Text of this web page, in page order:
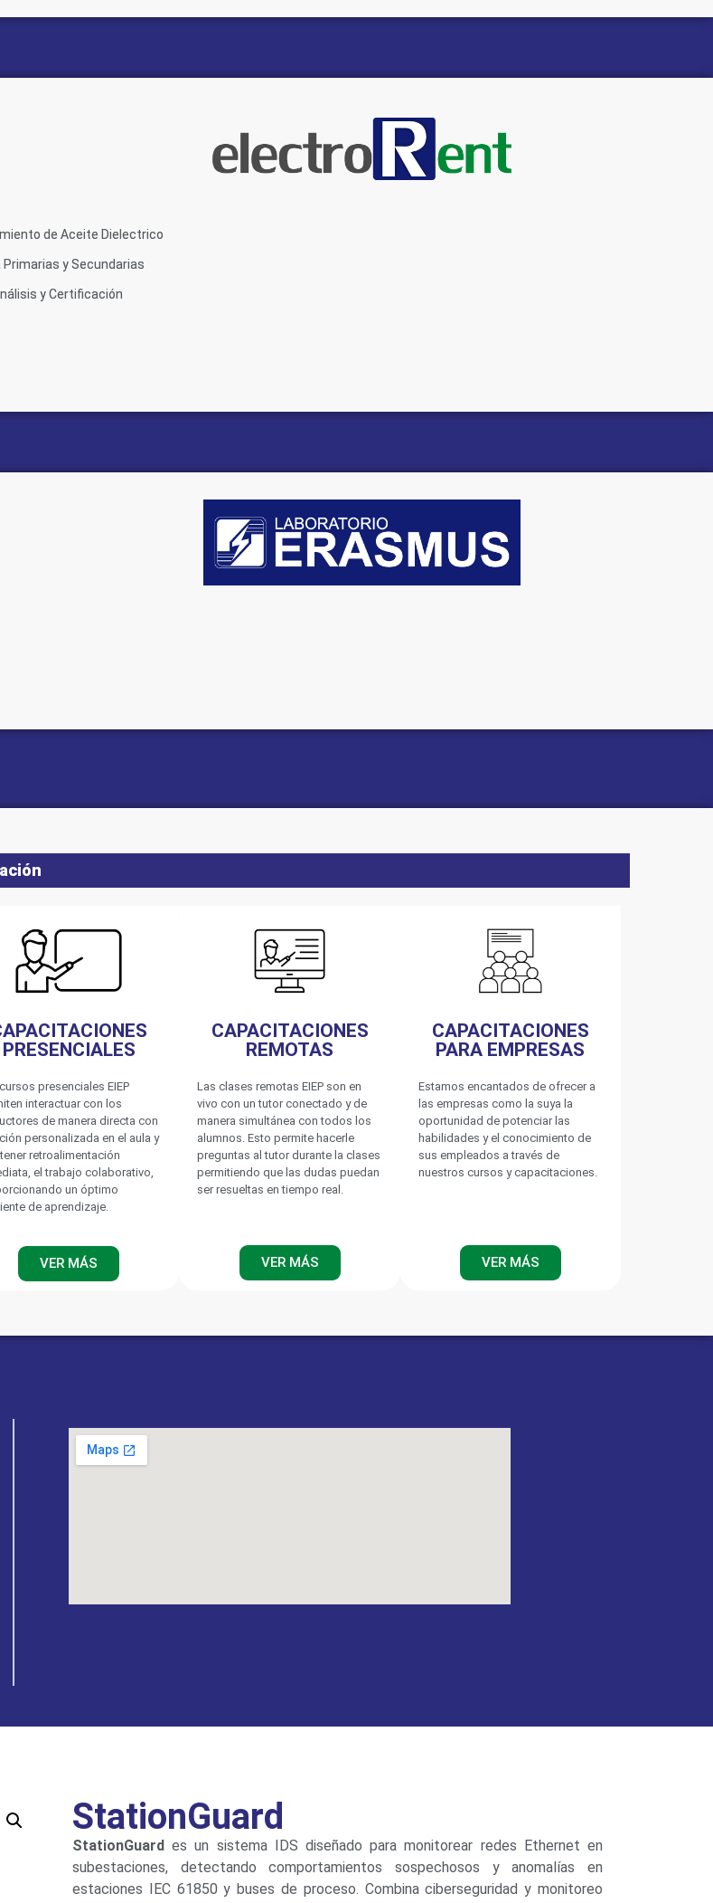
de Aceite Dielectrico
y Secundarias
y Certificación
PRESENCIALES
presenciales EIEP
interactuar con los
de manera directa con
personalizada en el aula y
retroalimentación
el trabajo colaborativo,
un óptimo
de aprendizaje.
VER MÁS
CAPACITACIONES
REMOTAS
Las clases remotas EIEP son en
vivo con un tutor conectado y de
manera simultánea con todos los
alumnos. Esto permite hacerle
preguntas al tutor durante la clases
permitiendo que las dudas puedan
ser resueltas en tiempo real.
VER MÁS
CAPACITACIONES
PARA EMPRESAS
Estamos encantados de ofrecer a
las empresas como la suya la
oportunidad de potenciar las
habilidades y el conocimiento de
sus empleados a través de
nuestros cursos y capacitaciones.
VER MÁS
StationGuard
StationGuard es un sistema IDS diseñado para monitorear redes Ethernet en
subestaciones, detectando comportamientos sospechosos y anomalías en
estaciones IEC 61850 y buses de proceso. Combina ciberseguridad y monitoreo